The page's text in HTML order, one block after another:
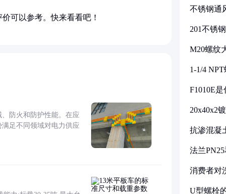
可以参考。快来看看吧！
防火和防护性能。在应
足不同领域对电力供应
不锈钢通
201不锈
M20螺纹
1-1/4
F1010E
20x40x2
抗渗混凝
法兰
消费者对
U型螺栓